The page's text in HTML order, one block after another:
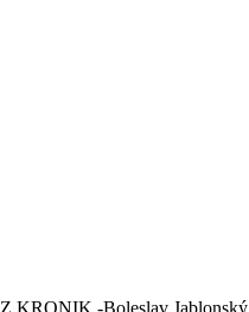
Z KRONIK -Boleslav Jablonský